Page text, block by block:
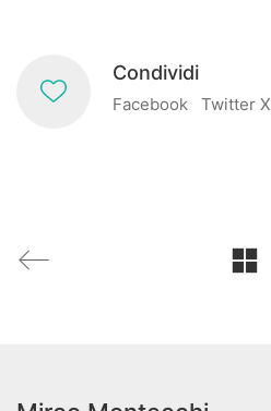
Condividi
Facebook Twitter X